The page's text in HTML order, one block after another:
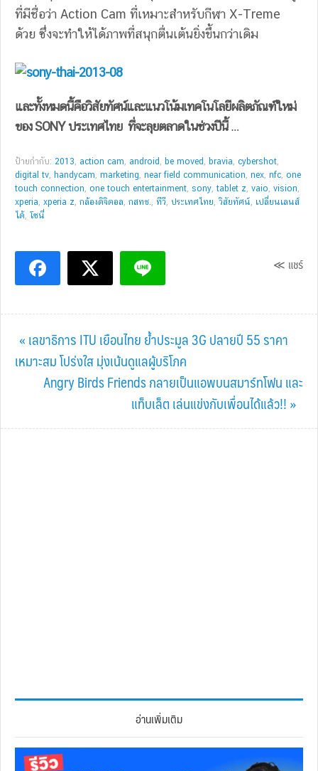
ที่มีชื่อว่า Action Cam ที่เหมาะสำหรับกีฬา X-Treme
ด้วย ซึ่งจะทำให้ได้ภาพที่สนุกตื่นเต้นยิ่งขึ้นกว่าเดิม
และทั้งหมดนี้คือวิสัยทัศน์และแนวโน้มเทคโนโลยีผลิตภัณฑ์ใหม่
ของ SONY ประเทศไทย ที่จะลุยตลาดในช่วงปีนี้ …
ป้ายกำกับ: 2013, action cam, android , be moved , bravia, cybershot,
digital tv, handycam, marketing, near field communication, nex, nfc, one
touch connection, one touch entertainment, sony,tablet z, vaio, vision,
xperia, xperia z, กล้องดิจิตอล, กสทช., ทีวี, ประเทศไทย,วิสัยทัศน์, เปลี่ยนเลนส์
ได้, โซนี่
≪ แชร์
Previous
Post:
« เลขาธิการ ITU เยือนไทย ย้ำประมูล 3G ปลายปี 55 ราคา
เหมาะสม โปร่งใส มุ่งเน้นดูแลผู้บริโภค
Next
Angry Birds Friends กลายเป็นแอพบนสมาร์ทโฟน และ
แท็บเล็ต เล่นแข่งกับเพื่อนได้แล้ว!! »
อ่านเพิ่มเติม